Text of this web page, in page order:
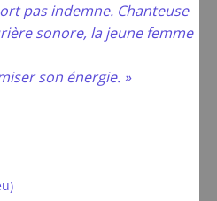
pas indemne. Chanteuse
sonore, la jeune femme
son énergie. »